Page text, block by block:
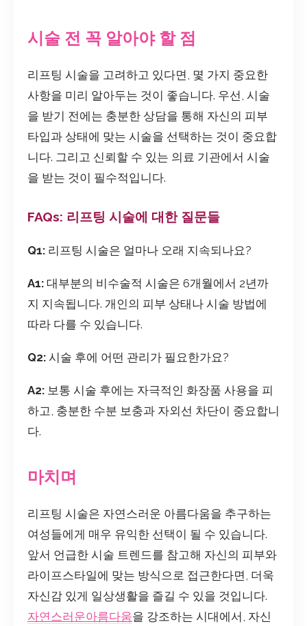
시술 전 꼭 알아야 할 점
리프팅 시술을 고려하고 있다면, 몇 가지 중요한
사항을 미리 알아두는 것이 좋습니다. 우선, 시술
을 받기 전에는 충분한 상담을 통해 자신의 피부
타입과 상태에 맞는 시술을 선택하는 것이 중요합
니다. 그리고 신뢰할 수 있는 의료 기관에서 시술
을 받는 것이 필수적입니다.
FAQs: 리프팅 시술에 대한 질문들
Q1: 리프팅 시술은 얼마나 오래 지속되나요?
A1: 대부분의 비수술적 시술은 6개월에서 2년까
지 지속됩니다. 개인의 피부 상태나 시술 방법에
따라 다를 수 있습니다.
Q2: 시술 후에 어떤 관리가 필요한가요?
A2: 보통 시술 후에는 자극적인 화장품 사용을 피
하고, 충분한 수분 보충과 자외선 차단이 중요합니
다.
마치며
리프팅 시술은 자연스러운 아름다움을 추구하는
여성들에게 매우 유익한 선택이 될 수 있습니다.
앞서 언급한 시술 트렌드를 참고해 자신의 피부와
라이프스타일에 맞는 방식으로 접근한다면, 더욱
자신감 있게 일상생활을 즐길 수 있을 것입니다.
자연스러운아름다움을 강조하는 시대에서, 자신